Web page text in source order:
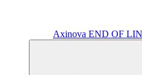
Axinova END OF